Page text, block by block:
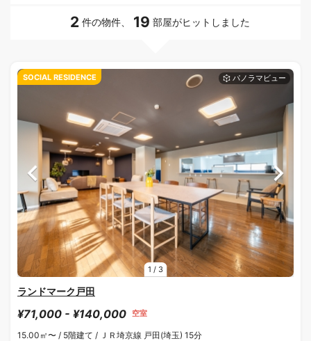
2 件の物件、 19 部屋がヒットしました
1 / 3
SOCIAL RESIDENCE
ランドマーク戸田
¥71,000 - ¥140,000 空室
15.00㎡〜 / 5階建て / ＪＲ埼京線 戸田(埼玉) 15分